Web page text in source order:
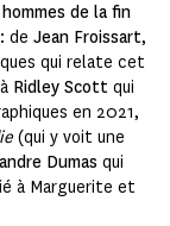
de la fin
de Jean Froissart,
qui relate cet
Ridley Scott qui
en 2021,
(qui y voit une
Dumas qui
à Marguerite et